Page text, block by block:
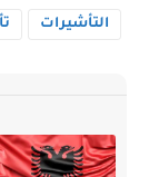
التأشيرات